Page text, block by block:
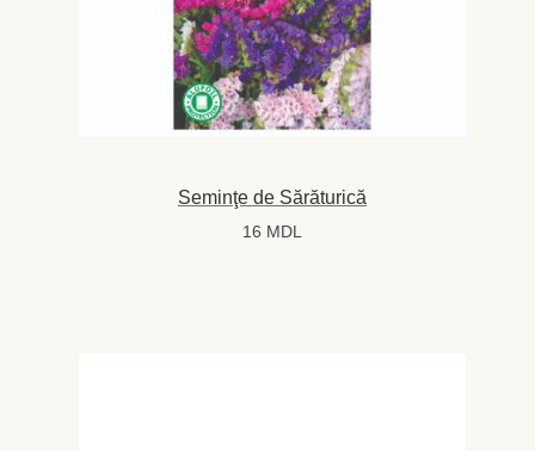
Politică de confidențialitate
Seminţe de Sărăturică
16 MDL